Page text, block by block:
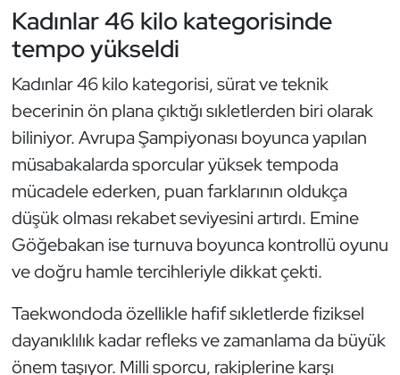
Kadınlar 46 kilo kategorisinde
tempo yükseldi
Kadınlar 46 kilo kategorisi, sürat ve teknik
becerinin ön plana çıktığı sıkletlerden biri olarak
biliniyor. Avrupa Şampiyonası boyunca yapılan
müsabakalarda sporcular yüksek tempoda
mücadele ederken, puan farklarının oldukça
düşük olması rekabet seviyesini artırdı. Emine
Göğebakan ise turnuva boyunca kontrollü oyunu
ve doğru hamle tercihleriyle dikkat çekti.
Taekwondoda özellikle hafif sıkletlerde fiziksel
dayanıklılık kadar refleks ve zamanlama da büyük
önem taşıyor. Milli sporcu, rakiplerine karşı
Triatlon
Voleybol
Vücut Geliştirme Fitness
Wushu Kungfu
Yelken
Yüzme